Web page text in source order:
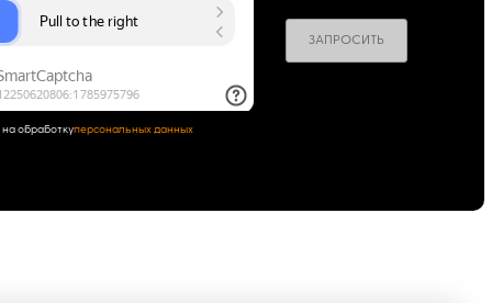
ЗАПРОСИТЬ
на обработкуперсональных данных